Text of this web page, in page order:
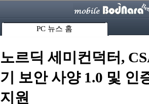
PC 뉴스 홈
노르딕 세미컨덕터,
기 보안 사양 1.0 및 인
지원